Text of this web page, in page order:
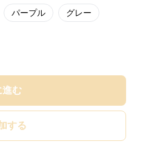
パープル グレー
進む
する